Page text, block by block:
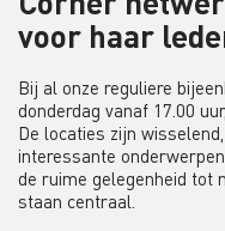
voor haar
Bij al onze reguliere
donderdag vanaf 17.00
De locaties zijn
interessante
de ruime gelegenheid tot
staan centraal.